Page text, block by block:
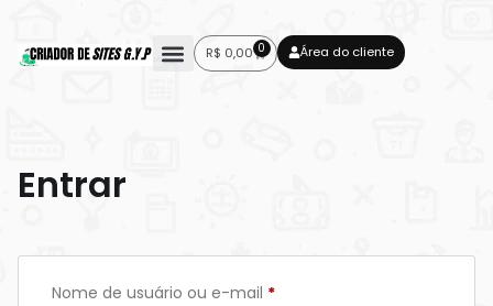
R$ 0,00 0 Área do cliente
Entrar
Nome de usuário ou e-mail *